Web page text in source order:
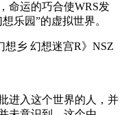
命运的巧合使WRS发
乐园”的虚拟世界。
进入这个世界的人，并